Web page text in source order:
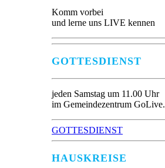
Komm vorbei
und lerne uns LIVE kennen
GOTTESDIENST
jeden Samstag um 11.00 Uhr
im Gemeindezentrum GoLive.
GOTTESDIENST
HAUSKREISE